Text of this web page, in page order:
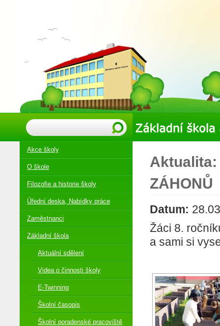
Aktualita:
ZÁHONŮ
Datum:
Žáci 8.
a sami si
Akce školy
O škole
Filozofie a historie školy
Úřední deska, Nabídky práce
Zaměstnanci
Základní škola
Aktuální sdělení
Videa o činnosti školy
E-Twinning
Školní časopis
Školní poradenské pracoviště